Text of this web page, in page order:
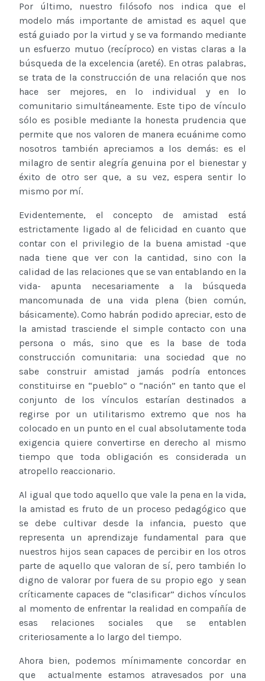
Por último, nuestro filósofo nos indica que el
modelo más importante de amistad es aquel que
está guiado por la virtud y se va formando mediante
un esfuerzo mutuo (recíproco) en vistas claras a la
búsqueda de la excelencia (areté). En otras palabras,
se trata de la construcción de una relación que nos
hace ser mejores, en lo individual y en lo
comunitario simultáneamente. Este tipo de vínculo
sólo es posible mediante la honesta prudencia que
permite que nos valoren de manera ecuánime como
nosotros también apreciamos a los demás: es el
milagro de sentir alegría genuina por el bienestar y
éxito de otro ser que, a su vez, espera sentir lo
mismo por mí.
Evidentemente, el concepto de amistad está
estrictamente ligado al de felicidad en cuanto que
contar con el privilegio de la buena amistad -que
nada tiene que ver con la cantidad, sino con la
calidad de las relaciones que se van entablando en la
vida- apunta necesariamente a la búsqueda
mancomunada de una vida plena (bien común,
básicamente). Como habrán podido apreciar, esto de
la amistad trasciende el simple contacto con una
persona o más, sino que es la base de toda
construcción comunitaria: una sociedad que no
sabe construir amistad jamás podría entonces
constituirse en “pueblo” o “nación” en tanto que el
conjunto de los vínculos estarían destinados a
regirse por un utilitarismo extremo que nos ha
colocado en un punto en el cual absolutamente toda
exigencia quiere convertirse en derecho al mismo
tiempo que toda obligación es considerada un
atropello reaccionario.
Al igual que todo aquello que vale la pena en la vida,
la amistad es fruto de un proceso pedagógico que
se debe cultivar desde la infancia, puesto que
representa un aprendizaje fundamental para que
nuestros hijos sean capaces de percibir en los otros
parte de aquello que valoran de sí, pero también lo
digno de valorar por fuera de su propio ego y sean
críticamente capaces de “clasificar” dichos vínculos
al momento de enfrentar la realidad en compañía de
esas relaciones sociales que se entablen
criteriosamente a lo largo del tiempo.
Ahora bien, podemos mínimamente concordar en
que actualmente estamos atravesados por una